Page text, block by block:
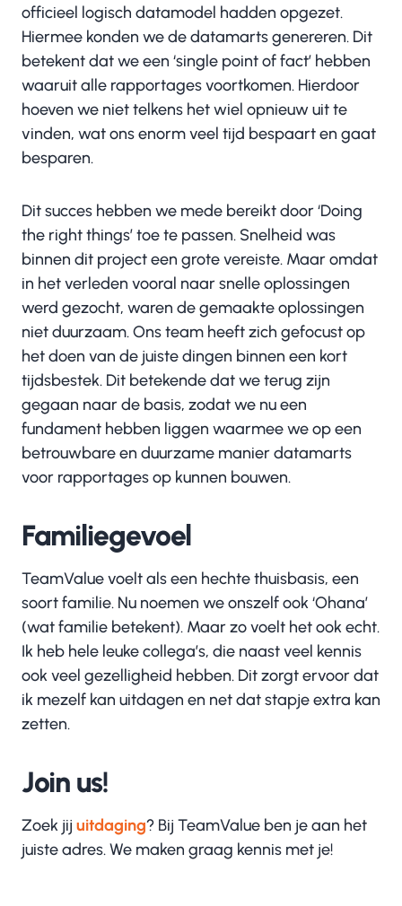
officieel logisch datamodel hadden opgezet.
Hiermee konden we de datamarts genereren. Dit
betekent dat we een ‘single point of fact’ hebben
waaruit alle rapportages voortkomen. Hierdoor
hoeven we niet telkens het wiel opnieuw uit te
vinden, wat ons enorm veel tijd bespaart en gaat
besparen.
Dit succes hebben we mede bereikt door ‘Doing
the right things’ toe te passen. Snelheid was
binnen dit project een grote vereiste. Maar omdat
in het verleden vooral naar snelle oplossingen
werd gezocht, waren de gemaakte oplossingen
niet duurzaam. Ons team heeft zich gefocust op
het doen van de juiste dingen binnen een kort
tijdsbestek. Dit betekende dat we terug zijn
gegaan naar de basis, zodat we nu een
fundament hebben liggen waarmee we op een
betrouwbare en duurzame manier datamarts
voor rapportages op kunnen bouwen.
Familiegevoel
TeamValue voelt als een hechte thuisbasis, een
soort familie. Nu noemen we onszelf ook ‘Ohana’
(wat familie betekent). Maar zo voelt het ook echt.
Ik heb hele leuke collega’s, die naast veel kennis
ook veel gezelligheid hebben. Dit zorgt ervoor dat
ik mezelf kan uitdagen en net dat stapje extra kan
zetten.
Join us!
Zoek jij uitdaging? Bij TeamValue ben je aan het
juiste adres. We maken graag kennis met je!